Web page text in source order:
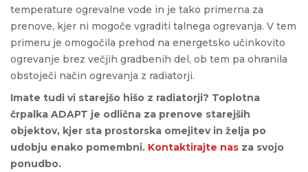
temperature ogrevalne vode in je tako primerna za
prenove, kjer ni mogoče vgraditi talnega ogrevanja. V tem
primeru je omogočila prehod na energetsko učinkovito
ogrevanje brez večjih gradbenih del, ob tem pa ohranila
obstoječi način ogrevanja z radiatorji.
Imate tudi vi starejšo hišo z radiatorji? Toplotna
črpalka ADAPT je odlična za prenove starejših
objektov, kjer sta prostorska omejitev in želja po
udobju enako pomembni. Kontaktirajte nas za svojo
ponudbo.